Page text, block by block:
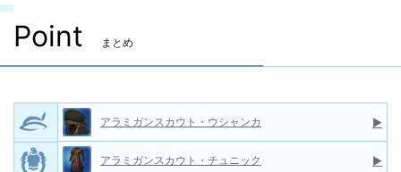
Point まとめ
アラミガンスカウト・ウシャンカ ▶
アラミガンスカウト・チュニック ▶